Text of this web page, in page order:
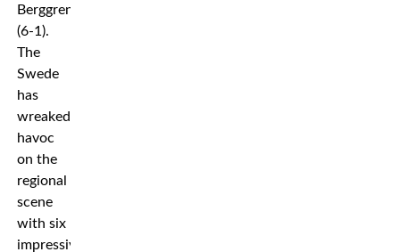
Berggren
(6-1).
The
Swede
has
wreaked
havoc
on the
regional
scene
with six
impressive